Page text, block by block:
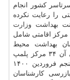
کشور انجام
را رعایت نکرده
بهداشت
وزارت
اظهار داشت: طی این مدت تعداد ۴۶۴۲ مرکز اقامتی شامل
بهداشت محیط
های علوم پزشکی قرار گرفت که طی آن ۳۴ مرکز پلمپ
شد. انصاری افزود: از ۲۵ اسفند سال ۹۹ تا پنجم فروردین ۱۴۰۰
بازرسی کارشناسان